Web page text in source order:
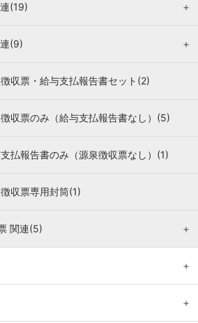
(19) ＋
(9) ＋
収票・給与支払報告書セット(2)
収票のみ（給与支払報告書なし）(5)
払報告書のみ（源泉徴収票なし）(1)
収票専用封筒(1)
関連(5) ＋
＋
＋